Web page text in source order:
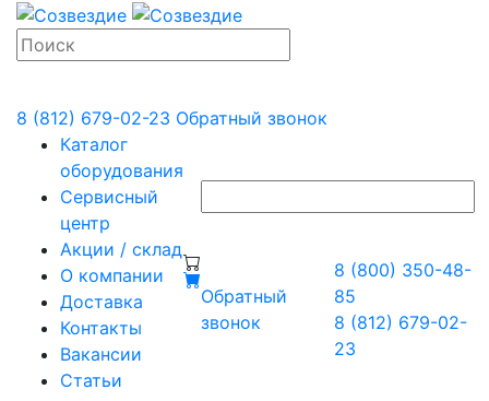
8 (812) 679-02-23 Обратный звонок
Каталог
оборудования
Сервисный
центр
Акции / склад
О компании
Доставка
Контакты
Вакансии
Статьи
Обратный
звонок
8 (800) 350-48-
85
8 (812) 679-02-
23